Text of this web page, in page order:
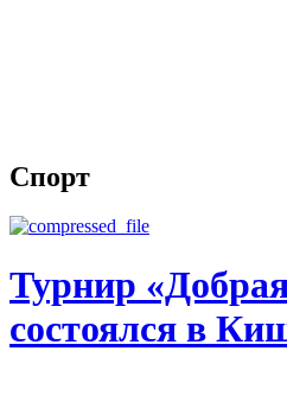
Спорт
Турнир
состоялся в